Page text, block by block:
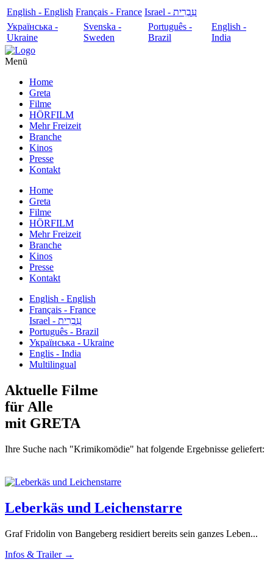
English - English Français - France
עִבְרִית - Israel
Українська -
Ukraine
Svenska -
Sweden
Português -
Brazil
English -
India
Menü
Home
Greta
Filme
HÖRFILM
Mehr Freizeit
Branche
Kinos
Presse
Kontakt
Home
Greta
Filme
HÖRFILM
Mehr Freizeit
Branche
Kinos
Presse
Kontakt
English - English
Français - France
עִבְרִית - Israel
Português - Brazil
Українська - Ukraine
Englis - India
Multilingual
Aktuelle Filme
für Alle
mit GRETA
Ihre Suche nach "Krimikomödie" hat folgende Ergebnisse geliefert:
Leberkäs und Leichenstarre
Graf Fridolin von Bangeberg residiert bereits sein ganzes Leben...
Infos & Trailer →